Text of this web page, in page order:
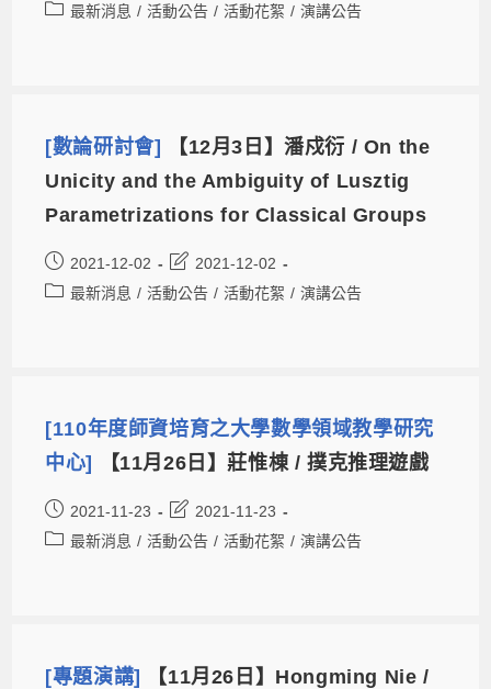
最新消息 / 活動公告 / 活動花絮 / 演講公告
[數論研討會]
【12月3日】潘戍衍 / On the
Unicity and the Ambiguity of Lusztig
Parametrizations for Classical Groups
2021-12-02
2021-12-02
最新消息 / 活動公告 / 活動花絮 / 演講公告
[110年度師資培育之大學數學領域教學研究
中心]
【11月26日】莊惟棟 / 撲克推理遊戲
2021-11-23
2021-11-23
最新消息 / 活動公告 / 活動花絮 / 演講公告
[專題演講]
【11月26日】Hongming Nie /